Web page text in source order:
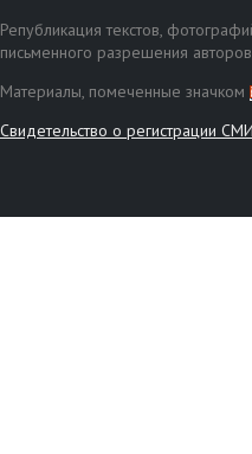
Републикация текстов,
письменного разрешения
Материалы, помеченные значком
Свидетельство о регистрации